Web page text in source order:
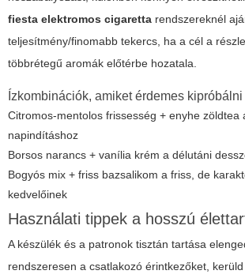
fiesta elektromos cigaretta rendszereknél
teljesítmény/finomabb tekercs, ha a cél a
többrétegű aromák előtérbe hozatala.
Ízkombinációk, amiket érdemes kipróbálni
Citromos-mentolos frissesség + enyhe zöldtea
napindításhoz
Borsos narancs + vanília krém a délutáni
Bogyós mix + friss bazsalikom a friss, de
kedvelőinek
Használati tippek a hosszú
A készülék és a patronok tisztán tartása
rendszeresen a csatlakozó érintkezőket,